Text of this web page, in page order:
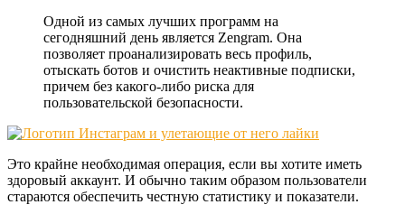
Одной из самых лучших программ на
сегодняшний день является Zengram. Она
позволяет проанализировать весь профиль,
отыскать ботов и очистить неактивные подписки,
причем без какого-либо риска для
пользовательской безопасности.
Это крайне необходимая операция, если вы хотите иметь
здоровый аккаунт. И обычно таким образом пользователи
стараются обеспечить честную статистику и показатели.